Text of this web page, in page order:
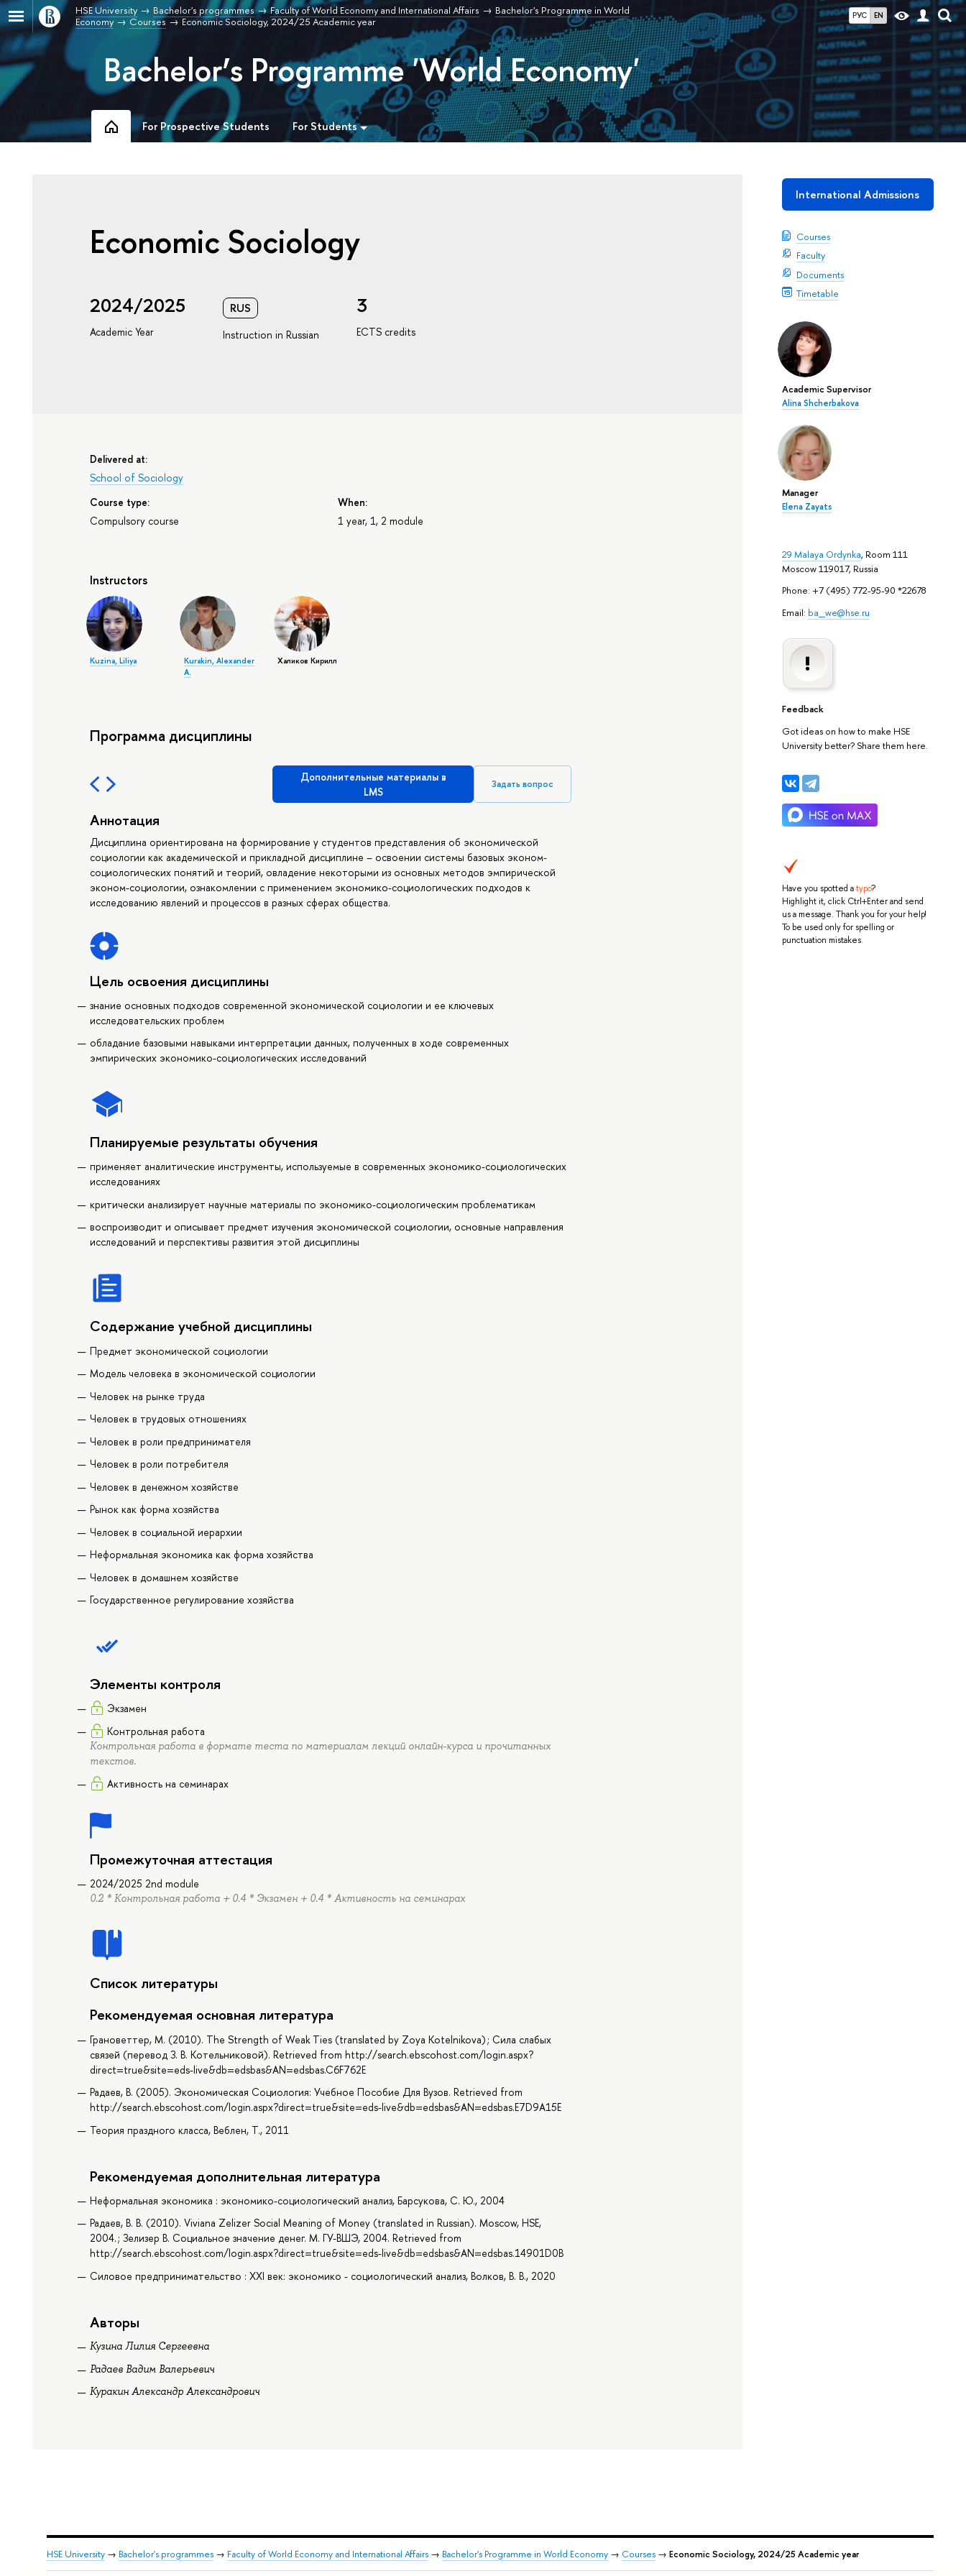
РУС EN
HSE University Bachelor's programmes Faculty of World Economy and International Affairs
Bachelor's Programme in World
Economy
Courses Economic Sociology, 2024/25 Academic year
Bachelor’s Programme 'World Economy'
For Prospective Students For Students
International Admissions
Courses
Faculty
Documents
Timetable
Academic Supervisor
Alina Shcherbakova
Manager
Elena Zayats
29 Malaya Ordynka, Room 111
Moscow 119017, Russia
Phone: +7 (495) 772-95-90 *22678
Email: ba_we@hse.ru
Feedback
Got ideas on how to make HSE
University better? Share them here.
Have you spotted atypo?
Highlight it, click Ctrl+Enter and send
us a message. Thank you for your help!
To be used only for spelling or
punctuation mistakes.
Economic Sociology
2024/2025
Academic Year
RUS
Instruction in Russian
3
ECTS credits
Delivered at:
School of Sociology
Course type:
Compulsory course
When:
1 year, 1, 2 module
Instructors
Kuzina, Liliya
Kurakin, Alexander
A.
Халиков Кирилл
Программа дисциплины
Дополнительные материалы в
LMS
Задать вопрос
Аннотация
Дисциплина ориентирована на формирование у студентов представления об экономической
социологии как академической и прикладной дисциплине – освоении системы базовых эконом-
социологических понятий и теорий, овладение некоторыми из основных методов эмпирической
эконом-социологии, ознакомлении с применением экономико-социологических подходов к
исследованию явлений и процессов в разных сферах общества.
Цель освоения дисциплины
знание основных подходов современной экономической социологии и ее ключевых
исследовательских проблем
обладание базовыми навыками интерпретации данных, полученных в ходе современных
эмпирических экономико-социологических исследований
Планируемые результаты обучения
применяет аналитические инструменты, используемые в современных экономико-социологических
исследованиях
критически анализирует научные материалы по экономико-социологическим проблематикам
воспроизводит и описывает предмет изучения экономической социологии, основные направления
исследований и перспективы развития этой дисциплины
Содержание учебной дисциплины
Предмет экономической социологии
Модель человека в экономической социологии
Человек на рынке труда
Человек в трудовых отношениях
Человек в роли предпринимателя
Человек в роли потребителя
Человек в денежном хозяйстве
Рынок как форма хозяйства
Человек в социальной иерархии
Неформальная экономика как форма хозяйства
Человек в домашнем хозяйстве
Государственное регулирование хозяйства
Элементы контроля
Экзамен
Контрольная работа
Контрольная работа в формате теста по материалам лекций онлайн-курса и прочитанных
текстов.
Активность на семинарах
Промежуточная аттестация
2024/2025 2nd module
0.2 * Контрольная работа + 0.4 * Экзамен + 0.4 * Активность на семинарах
Список литературы
Рекомендуемая основная литература
Грановеттер, М. (2010). The Strength of Weak Ties (translated by Zoya Kotelnikova) ; Сила слабых
связей (перевод З. В. Котельниковой). Retrieved from http://search.ebscohost.com/login.aspx?
direct=true&site=eds-live&db=edsbas&AN=edsbas.C6F762E
Радаев, В. (2005). Экономическая Социология: Учебное Пособие Для Вузов. Retrieved from
http://search.ebscohost.com/login.aspx?direct=true&site=eds-live&db=edsbas&AN=edsbas.E7D9A15E
Теория праздного класса, Веблен, Т., 2011
Рекомендуемая дополнительная литература
Неформальная экономика : экономико-социологический анализ, Барсукова, С. Ю., 2004
Радаев, В. В. (2010). Viviana Zelizer Social Meaning of Money (translated in Russian). Moscow, HSE,
2004. ; Зелизер В. Социальное значение денег. М. ГУ-ВШЭ, 2004. Retrieved from
http://search.ebscohost.com/login.aspx?direct=true&site=eds-live&db=edsbas&AN=edsbas.14901D0B
Силовое предпринимательство : XXI век: экономико - социологический анализ, Волков, В. В., 2020
Авторы
Кузина Лилия Сергеевна
Радаев Вадим Валерьевич
Куракин Александр Александрович
HSE University→ Bachelor's programmes→ Faculty of World Economy and International Affairs→ Bachelor's Programme in World Economy→ Courses→ Economic Sociology, 2024/25 Academic year